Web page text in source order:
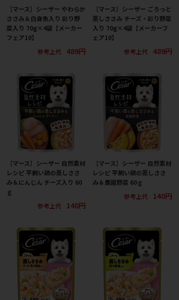
［マース］シーザー やわらか
ささみ＆白身魚入り 彩り野
菜入り 70g×4袋【メーカー
フェア10】
参考上代
489円
［マース］シーザー ごろっと
蒸しささみ チーズ・彩り野菜
入り 70g×4袋【メーカーフ
ェア10】
参考上代
489円
［マース］シーザー 自然素材
レシピ 平飼い鶏の蒸しささ
み＆にんじん チーズ入り 60
ｇ
参考上代
140円
［マース］シーザー 自然素材
レシピ 平飼い鶏の蒸しささ
み＆農園野菜 60ｇ
参考上代
140円